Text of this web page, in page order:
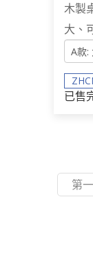
木製
大、
已售
第